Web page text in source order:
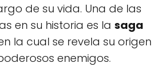
de su vida. Una de las
en su historia es la saga
la cual se revela su origen
enemigos.